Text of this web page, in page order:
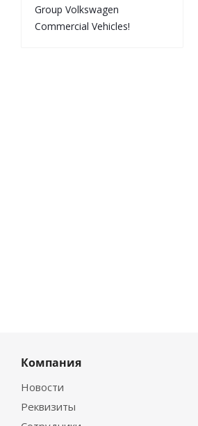
Двигатели серии WP12
Weichai
Двигатели серии WP11H
Group Volkswagen
Commercial Vehicles!
Компания
Новости
Реквизиты